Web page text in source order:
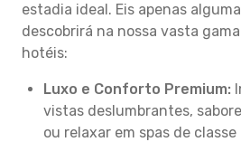
estadia ideal. Eis apenas
descobrirá na nossa vasta
hotéis:
Luxo e Conforto Premium:
vistas deslumbrantes,
ou relaxar em spas de